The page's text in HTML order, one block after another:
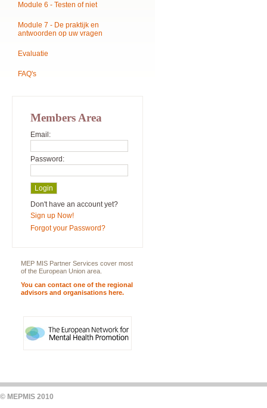
Module 6 - Testen of niet
Module 7 - De praktijk en
antwoorden op uw vragen
Evaluatie
FAQ's
Members Area
Email:
Password:
Don't have an account yet?
Sign up Now!
Forgot your Password?
MEP MIS Partner Services cover most
of the European Union area.
You can contact one of the regional
advisors and organisations here.
© MEPMIS 2010